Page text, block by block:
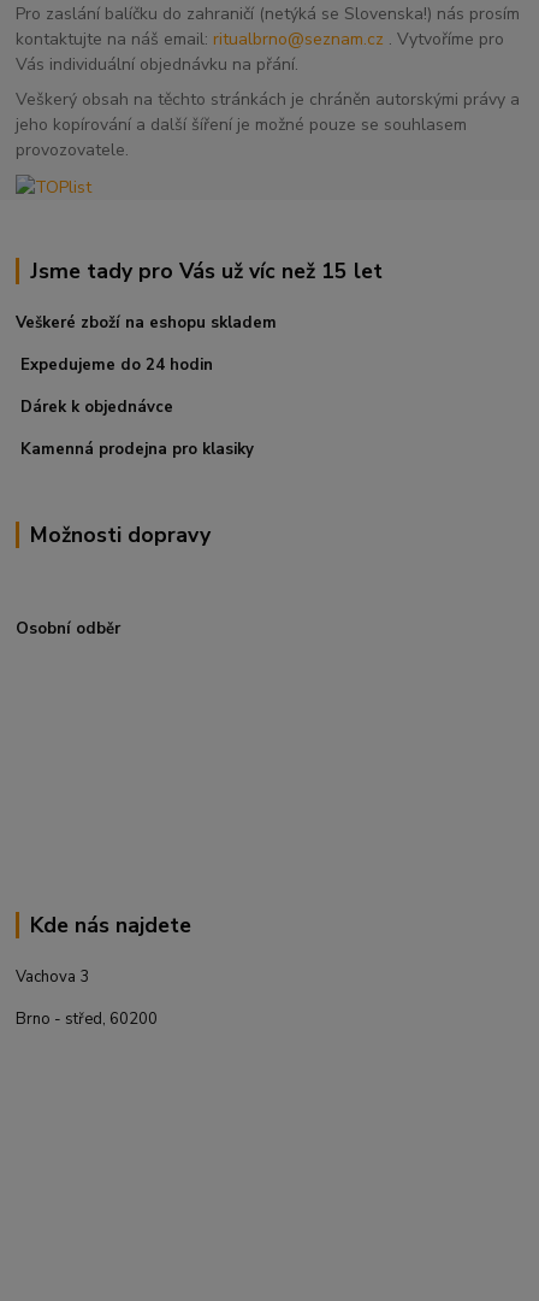
Pro zaslání balíčku do zahraničí (netýká se Slovenska!) nás prosím
kontaktujte na náš email: ritualbrno@seznam.cz . Vytvoříme pro
Vás individuální objednávku na přání.
Veškerý obsah na těchto stránkách je chráněn autorskými právy a
jeho kopírování a další šíření je možné pouze se souhlasem
provozovatele.
Jsme tady pro Vás už víc než 15 let
Veškeré zboží na eshopu skladem
Expedujeme do 24 hodin
Dárek k objednávce
Kamenná prodejna pro klasiky
Možnosti dopravy
Osobní odběr
Kde nás najdete
Vachova 3
Brno - střed, 60200